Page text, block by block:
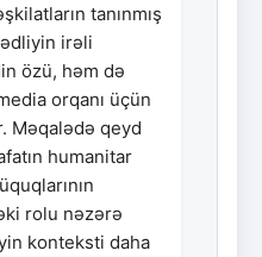
tanınmış
irəli
özü, həm də
orqanı üçün
Məqalədə qeyd
humanitar
rolu nəzərə
konteksti daha